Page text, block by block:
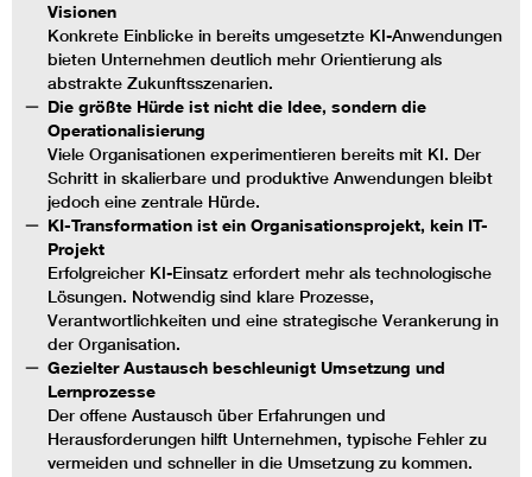
Visionen
Konkrete Einblicke in bereits umgesetzte KI-Anwendungen
bieten Unternehmen deutlich mehr Orientierung als
abstrakte Zukunftsszenarien.
Die größte Hürde ist nicht die Idee, sondern die
Operationalisierung
Viele Organisationen experimentieren bereits mit KI. Der
Schritt in skalierbare und produktive Anwendungen bleibt
jedoch eine zentrale Hürde.
KI-Transformation ist ein Organisationsprojekt, kein IT-
Projekt
Erfolgreicher KI-Einsatz erfordert mehr als technologische
Lösungen. Notwendig sind klare Prozesse,
Verantwortlichkeiten und eine strategische Verankerung in
der Organisation.
Gezielter Austausch beschleunigt Umsetzung und
Lernprozesse
Der offene Austausch über Erfahrungen und
Herausforderungen hilft Unternehmen, typische Fehler zu
vermeiden und schneller in die Umsetzung zu kommen.